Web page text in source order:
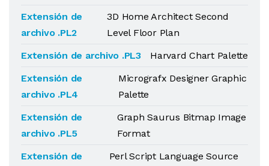
Extensión de
archivo .PL2
3D Home Architect Second
Level Floor Plan
Extensión de archivo .PL3
Harvard Chart Palette
Extensión de
archivo .PL4
Micrografx Designer Graphic
Palette
Extensión de
archivo .PL5
Graph Saurus Bitmap Image
Format
Extensión de
Perl Script Language Source